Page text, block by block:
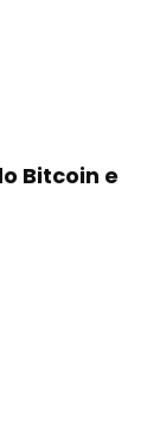
Bitcoin e